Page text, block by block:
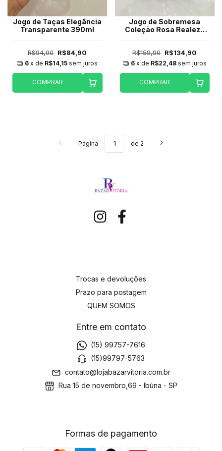
Jogo de Taças Elegância
Transparente 390ml
R$94,90 R$84,90
6 x de R$14,15 sem juros
COMPRAR
Jogo de Sobremesa
Coleção Rosa Realeza
R$159,90 R$134,90
6 x de R$22,48 sem juros
COMPRAR
Página de 2
Trocas e devoluções
Prazo para postagem
QUEM SOMOS
Entre em contato
(15) 99757-7616
(15)99797-5763
contato@lojabazarvitoria.com.br
Rua 15 de novembro,69 - Ibúna - SP
Formas de pagamento